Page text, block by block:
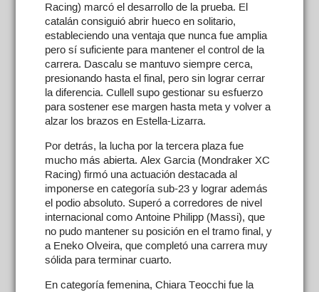
Racing) marcó el desarrollo de la prueba. El
catalán consiguió abrir hueco en solitario,
estableciendo una ventaja que nunca fue amplia
pero sí suficiente para mantener el control de la
carrera. Dascalu se mantuvo siempre cerca,
presionando hasta el final, pero sin lograr cerrar
la diferencia. Cullell supo gestionar su esfuerzo
para sostener ese margen hasta meta y volver a
alzar los brazos en Estella-Lizarra.
Por detrás, la lucha por la tercera plaza fue
mucho más abierta. Alex Garcia (Mondraker XC
Racing) firmó una actuación destacada al
imponerse en categoría sub-23 y lograr además
el podio absoluto. Superó a corredores de nivel
internacional como Antoine Philipp (Massi), que
no pudo mantener su posición en el tramo final, y
a Eneko Olveira, que completó una carrera muy
sólida para terminar cuarto.
En categoría femenina, Chiara Teocchi fue la